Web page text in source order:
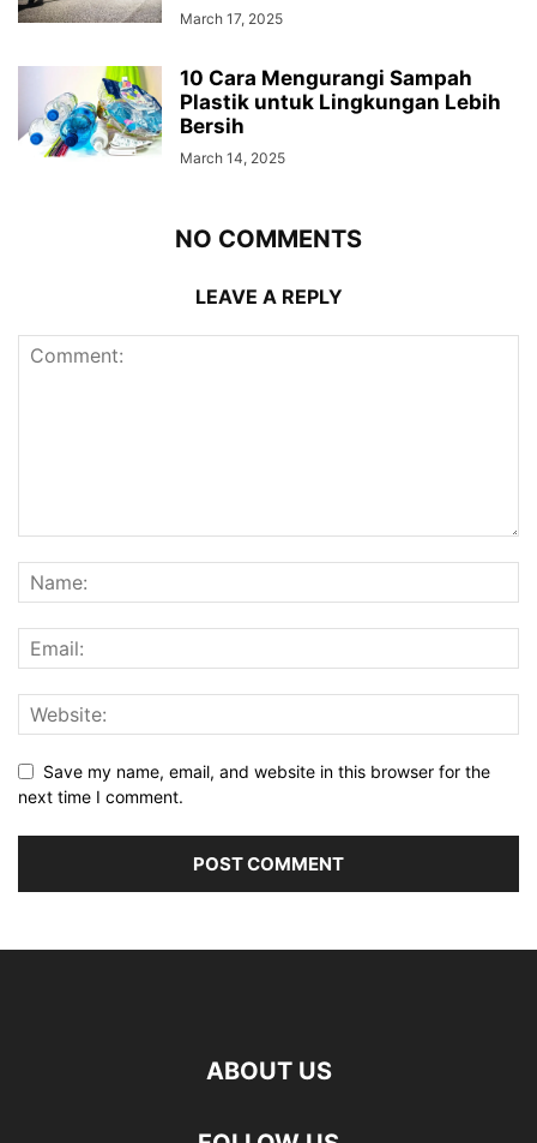
March 17, 2025
10 Cara Mengurangi Sampah
Plastik untuk Lingkungan Lebih
Bersih
March 14, 2025
NO COMMENTS
LEAVE A REPLY
Save my name, email, and website in this browser for the
next time I comment.
ABOUT US